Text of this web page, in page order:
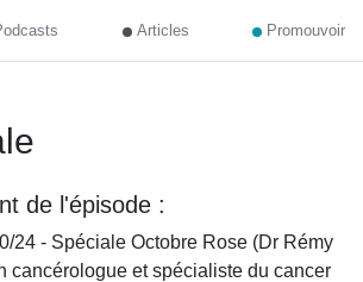
Articles Promouvoir
de l'épisode :
24 - Spéciale Octobre Rose (Dr Rémy
cancérologue et spécialiste du cancer